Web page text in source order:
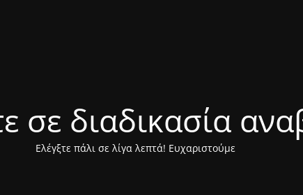
σε διαδικασία
Ελέγξτε πάλι σε λίγα λεπτά! Ευχαριστούμε